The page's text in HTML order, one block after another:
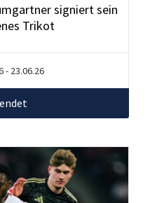
signiert sein
Trikot
- 23.06.26